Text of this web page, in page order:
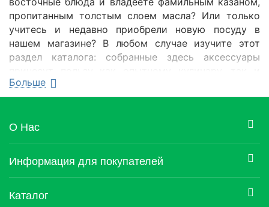
пропитанным толстым слоем масла? Или только
учитесь и недавно приобрели новую посуду в
нашем магазине? В любом случае изучите этот
раздел каталога: собранные здесь аксессуары
новичку.
Шумовка для казана купитьнеобходимо в
любом случае. Готовите ли вы на газовой плите
или над костром – с бульона надо снимать шум,
обеими функциями хорошо справляется
Больше
О Нас
Информация для покупателей
Каталог